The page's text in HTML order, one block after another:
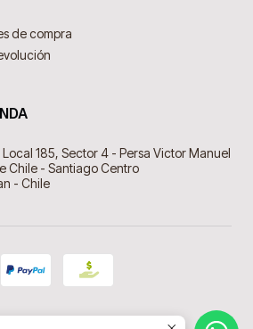
de compra
185, Sector 4 - Persa Victor Manuel
Chile - Santiago Centro
- Chile